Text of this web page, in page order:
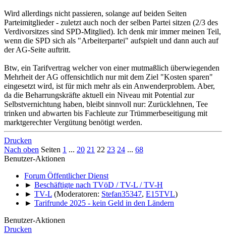
Wird allerdings nicht passieren, solange auf beiden Seiten
Parteimitglieder - zuletzt auch noch der selben Partei sitzen (2/3 des
Verdivorsitzes sind SPD-Mitglied). Ich denk mir immer meinen Teil,
wenn die SPD sich als "Arbeiterpartei" aufspielt und dann auch auf
der AG-Seite auftritt.
Btw, ein Tarifvertrag welcher von einer mutmaßlich überwiegenden
Mehrheit der AG offensichtlich nur mit dem Ziel "Kosten sparen"
eingesetzt wird, ist für mich mehr als ein Anwenderproblem. Aber,
da die Beharrungskräfte aktuell ein Niveau mit Potential zur
Selbstvernichtung haben, bleibt sinnvoll nur: Zurücklehnen, Tee
trinken und abwarten bis Fachleute zur Trümmerbeseitigung mit
marktgerechter Vergütung benötigt werden.
Drucken
Nach oben Seiten 1 ... 20 21 22 23 24 ... 68
Benutzer-Aktionen
Forum Öffentlicher Dienst
► Beschäftigte nach TVöD / TV-L / TV-H
► TV-L (Moderatoren: Stefan35347, E15TVL)
► Tarifrunde 2025 - kein Geld in den Ländern
Benutzer-Aktionen
Drucken